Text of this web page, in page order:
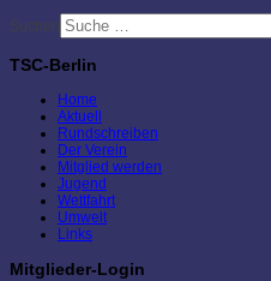
Suchen
TSC-Berlin
Home
Aktuell
Rundschreiben
Der Verein
Mitglied werden
Jugend
Wettfahrt
Umwelt
Links
Mitglieder-Login